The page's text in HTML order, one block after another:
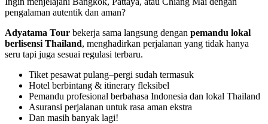
pengalaman autentik dan aman?
Adyatama Tour bekerja sama langsung dengan pemandu lokal
berlisensi Thailand, menghadirkan perjalanan yang tidak hanya
seru tapi juga sesuai regulasi terbaru.
Tiket pesawat pulang–pergi sudah termasuk
Hotel berbintang & itinerary fleksibel
Pemandu profesional berbahasa Indonesia dan lokal Thailand
Asuransi perjalanan untuk rasa aman ekstra
Dan masih banyak lagi!